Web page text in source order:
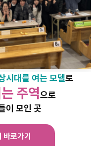
시대를 여는 모델로
주역으로
이 모인 곳
로가기